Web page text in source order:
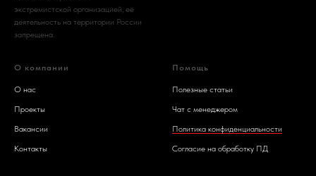
экстремистской организацией, её
деятельность на территории России
запрещена.
О компании
О нас
Проекты
Вакансии
Контакты
Помощь
Полезные статьи
Чат с менеджером
Политика конфиденциальности
Согласие на обработку ПД